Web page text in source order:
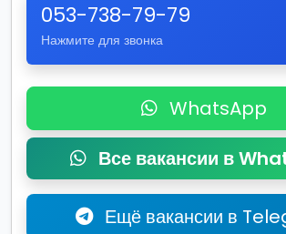
053-738-79-79
Нажмите для звонка
WhatsApp
Все вакансии в
Ещё вакансии в